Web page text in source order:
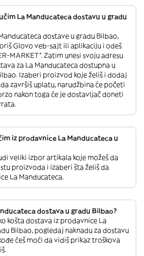
La Manducateca dostavu u gradu
dostave u gradu Bilbao,
Glovo veb-sajt ili aplikaciju i odeš
MARKET”. Zatim unesi svoju adresu
za La Manducateca dostupna u
Izaberi proizvod koje želiš i dodaj
završiš uplatu, narudžbina će početi
nakon toga će je dostavljač doneti
iz prodavnice La Manducateca u
veliki izbor artikala koje možeš da
proizvoda i izaberi šta želiš da
La Manducateca.
dostava u gradu Bilbao?
košta dostava iz prodavnice La
Bilbao, pogledaj naknadu za dostavu
ćeš moći da vidiš prikaz troškova